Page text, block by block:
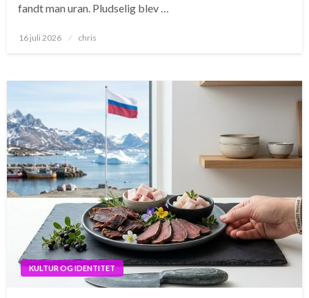
fandt man uran. Pludselig blev …
Posted
16 juli 2026 chris
KULTUR OG IDENTITET